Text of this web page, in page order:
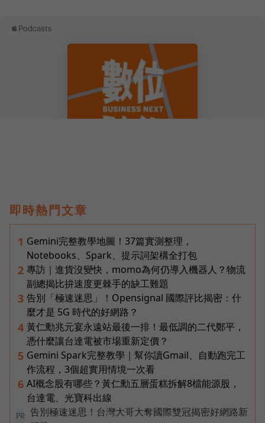
即時熱門文章
1 Gemini完整教學地圖！37篇實測整理，
Notebooks、Spark、提示詞架構全打包
2 專訪｜進貨沒變快，momo為何仍導入機器人？物流
副總揭比拚速度更棘手的缺工難題
3 告別「極速迷思」！Opensignal 國際評比揭密：什
麼才是 5G 時代的好網路？
4 黃仁勳兆元宴永遠站最後一排！最低調的二代鄭平，
憑什麼讓台達電被市場重新定價？
5 Gemini Spark完整教學｜幫你讀Gmail、自動跑完工
作流程，3個超實用情境一次看
6 AI概念股有哪些？黃仁勳五層蛋糕拆解8檔能源股，
台達電、光寶科出線
PR
告別極速迷思！台灣大哥大奪國際雙冠揭密好網路新